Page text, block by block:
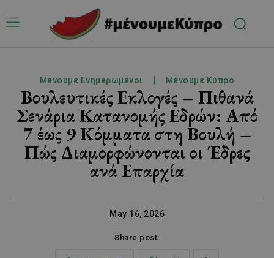
Μένουμε Ενημερωμένοι Μένουμε Κύπρο
Βουλευτικές Εκλογές – Πιθανά
Σενάρια Κατανομής Εδρών: Από
7 έως 9 Κόμματα στη Βουλή –
Πώς Διαμορφώνονται οι Έδρες
ανά Επαρχία
May 16, 2026
Share post: